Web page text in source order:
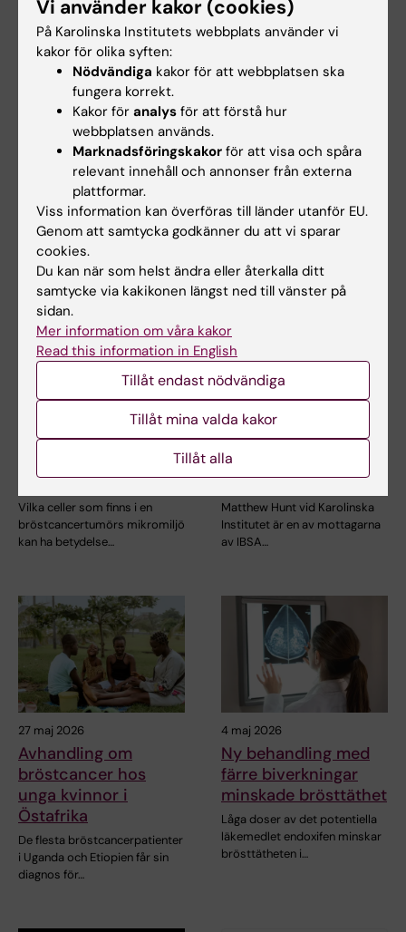
Uppdaterad av:
Erika Rindsjö 2025-03-20
Relaterade artiklar
7 aug 2026
Celler i tumörens
mikromiljö kan
hormonbehandling
Vilka celler som finns i en
bröstcancertumörs mikromiljö
kan ha betydelse…
1 jul 2026
KI‑forskare tilldelas
internationellt
stipendium för
melanomforskning
Matthew Hunt vid Karolinska
Institutet är en av mottagarna
av IBSA…
27 maj 2026
Avhandling om
bröstcancer hos
unga kvinnor i
Östafrika
De flesta bröstcancerpatienter
i Uganda och Etiopien får sin
diagnos för…
4 maj 2026
Ny behandling med
färre biverkningar
minskade brösttäthet
Låga doser av det potentiella
läkemedlet endoxifen minskar
brösttätheten i…
Vi använder kakor (cookies)
På Karolinska Institutets webbplats använder vi
kakor för olika syften:
Nödvändiga kakor för att webbplatsen ska
fungera korrekt.
Kakor för analys för att förstå hur
webbplatsen används.
Marknadsföringskakor för att visa och spåra
relevant innehåll och annonser från externa
plattformar.
Viss information kan överföras till länder utanför EU.
Genom att samtycka godkänner du att vi sparar
cookies.
Du kan när som helst ändra eller återkalla ditt
samtycke via kakikonen längst ned till vänster på
sidan.
Mer information om våra kakor
Read this information in English
Tillåt endast nödvändiga
Tillåt mina valda kakor
Tillåt alla